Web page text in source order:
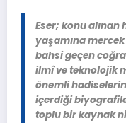
Eser; konu alınan
yaşamına
bahsi geçen
ilmî ve teknolojik
önemli
içerdiği
toplu bir kaynak